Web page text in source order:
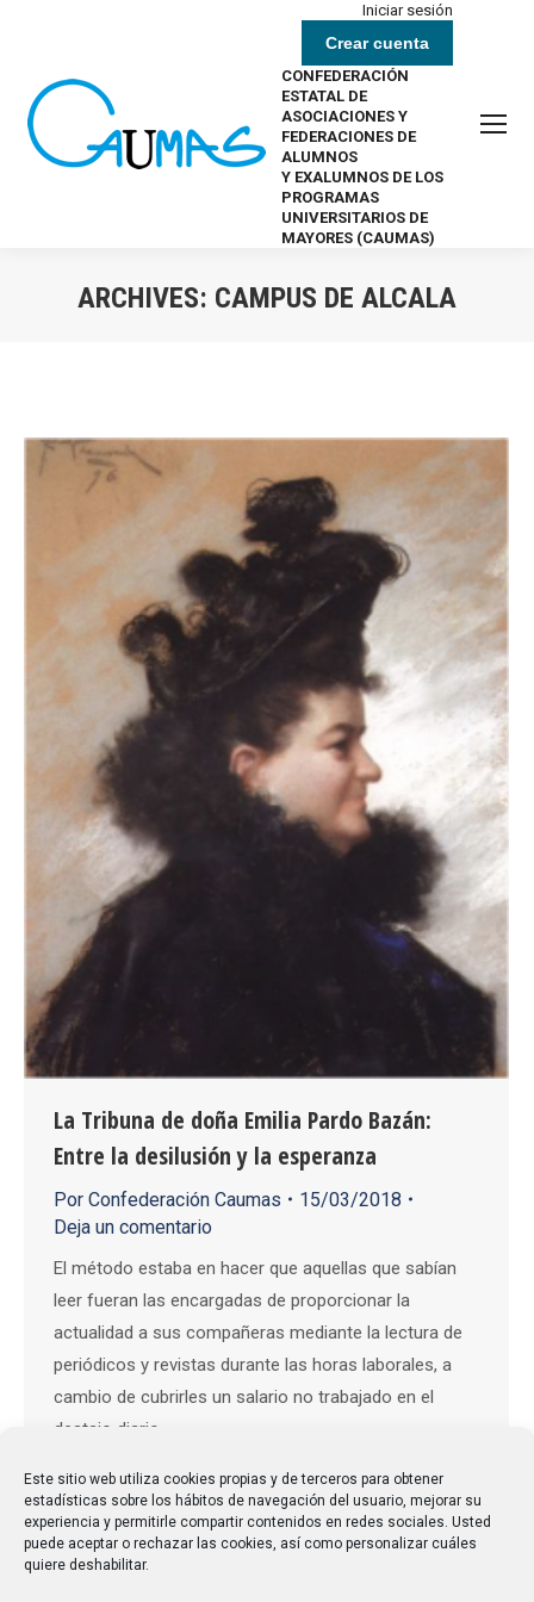
Este sitio web utiliza cookies propias y de terceros para obtener
estadísticas sobre los hábitos de navegación del usuario, mejorar su
experiencia y permitirle compartir contenidos en redes sociales. Usted
puede aceptar o rechazar las cookies, así como personalizar cuáles
quiere deshabilitar.
Iniciar sesión
Crear cuenta
CONFEDERACIÓN
ESTATAL DE
ASOCIACIONES Y
FEDERACIONES DE
ALUMNOS
Y EXALUMNOS DE LOS
PROGRAMAS
UNIVERSITARIOS DE
MAYORES (CAUMAS)
ARCHIVES: CAMPUS DE ALCALA
La Tribuna de doña Emilia Pardo Bazán:
Entre la desilusión y la esperanza
Por Confederación Caumas
15/03/2018
Deja un comentario
El método estaba en hacer que aquellas que sabían
leer fueran las encargadas de proporcionar la
actualidad a sus compañeras mediante la lectura de
periódicos y revistas durante las horas laborales, a
cambio de cubrirles un salario no trabajado en el
destajo diario.